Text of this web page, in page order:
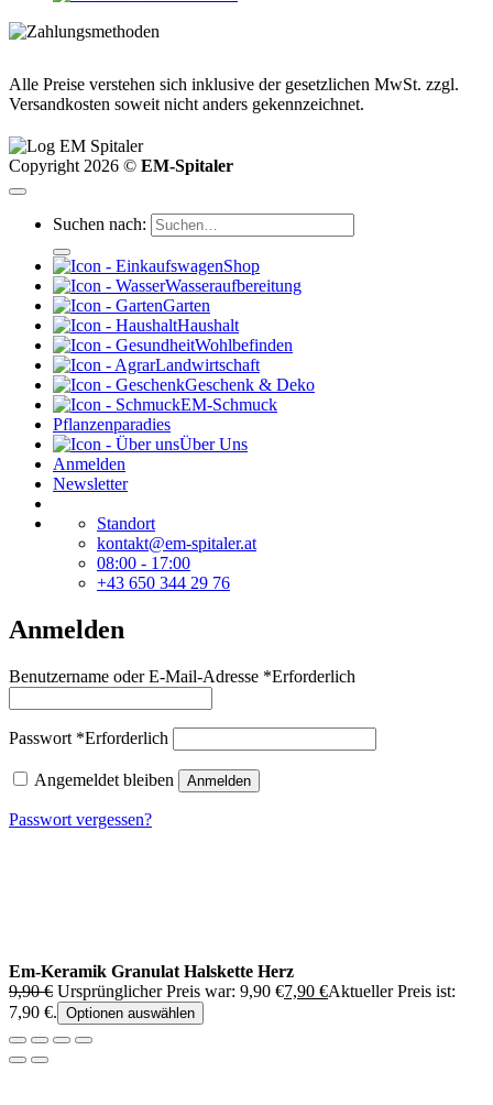
Alle Preise verstehen sich inklusive der gesetzlichen MwSt. zzgl.
Versandkosten soweit nicht anders gekennzeichnet.
Copyright 2026 © EM-Spitaler
Suchen nach:
Shop
Wasseraufbereitung
Garten
Haushalt
Wohlbefinden
Landwirtschaft
Geschenk & Deko
EM-Schmuck
Pflanzenparadies
Über Uns
Anmelden
Newsletter
Standort
kontakt@em-spitaler.at
08:00 - 17:00
+43 650 344 29 76
Anmelden
Benutzername oder E-Mail-Adresse *Erforderlich
Passwort *Erforderlich
Angemeldet bleiben Anmelden
Passwort vergessen?
Em-Keramik Granulat Halskette Herz
9,90€ Ursprünglicher Preis war: 9,90 €7,90 €Aktueller Preis ist:
7,90 €. Optionen auswählen